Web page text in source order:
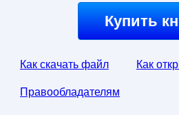
Купить
Как скачать файл Как
Правообладателям